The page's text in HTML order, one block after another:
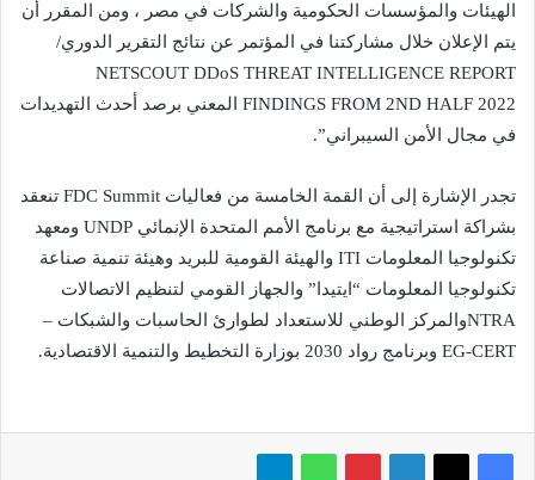
الهيئات والمؤسسات الحكومية والشركات في مصر ، ومن المقرر أن
يتم الإعلان خلال مشاركتنا في المؤتمر عن نتائج التقرير الدوري/
NETSCOUT DDoS THREAT INTELLIGENCE REPORT
FINDINGS FROM 2ND HALF 2022 المعني برصد أحدث التهديدات
في مجال الأمن السيبراني”.
تجدر الإشارة إلى أن القمة الخامسة من فعاليات FDC Summit تنعقد
بشراكة استراتيجية مع برنامج الأمم المتحدة الإنمائي UNDP ومعهد
تكنولوجيا المعلومات ITI والهيئة القومية للبريد وهيئة تنمية صناعة
تكنولوجيا المعلومات “ايتيدا” والجهاز القومي لتنظيم الاتصالات
NTRAوالمركز الوطني للاستعداد لطوارئ الحاسبات والشبكات –
EG-CERT وبرنامج رواد 2030 بوزارة التخطيط والتنمية الاقتصادية.